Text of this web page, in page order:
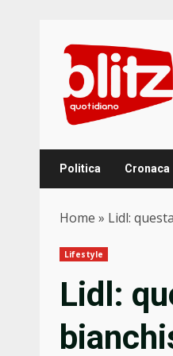
content
Politica Cronaca
Home » Lidl:
Lifestyle
Lidl: